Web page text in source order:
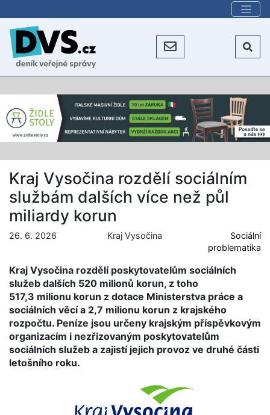
Kraj Vysočina rozdělí sociálním
službám dalších více než půl
miliardy korun
26. 6. 2026 Kraj Vysočina
Sociální
problematika
Kraj Vysočina rozdělí poskytovatelům sociálních
služeb dalších 520 milionů korun, z toho
517,3 milionu korun z dotace Ministerstva práce a
sociálních věcí a 2,7 milionu korun z krajského
rozpočtu. Peníze jsou určeny krajským příspěvkovým
organizacím i nezřizovaným poskytovatelům
sociálních služeb a zajistí jejich provoz ve druhé části
letošního roku.